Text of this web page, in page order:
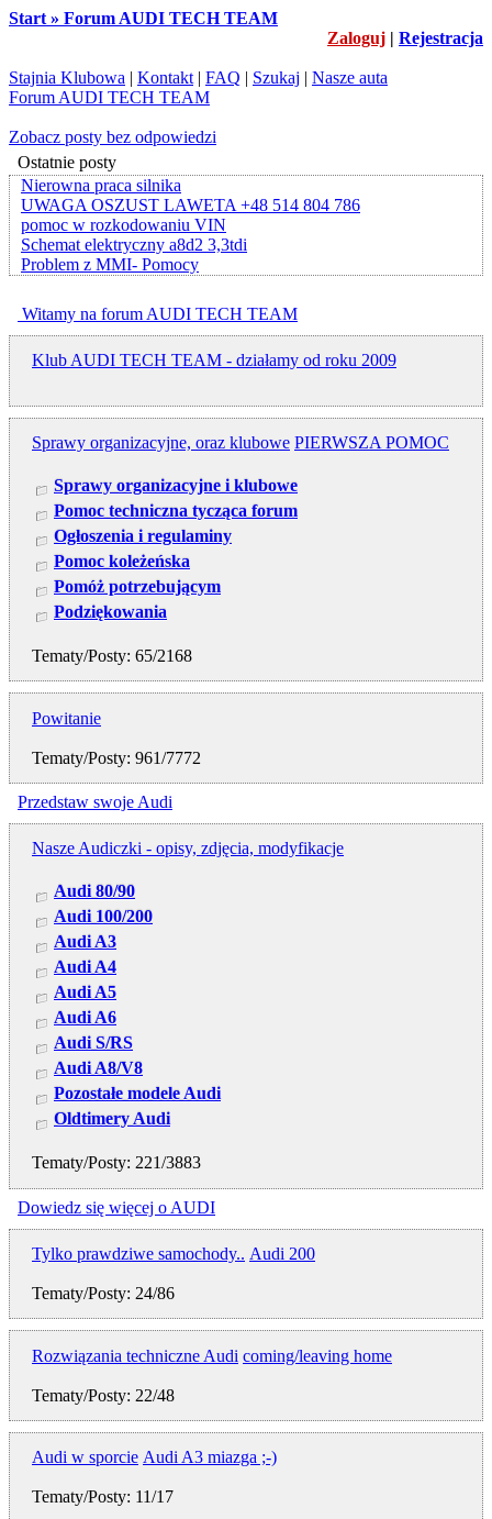
Start » Forum AUDI TECH TEAM
Zaloguj | Rejestracja
Stajnia Klubowa | Kontakt | FAQ | Szukaj | Nasze auta
Forum AUDI TECH TEAM
Zobacz posty bez odpowiedzi
Ostatnie posty
Nierowna praca silnika
UWAGA OSZUST LAWETA +48 514 804 786
pomoc w rozkodowaniu VIN
Schemat elektryczny a8d2 3,3tdi
Problem z MMI- Pomocy
Witamy na forum AUDI TECH TEAM
Klub AUDI TECH TEAM - działamy od roku 2009
Sprawy organizacyjne, oraz klubowe PIERWSZA POMOC
Sprawy organizacyjne i klubowe
Pomoc techniczna tycząca forum
Ogłoszenia i regulaminy
Pomoc koleżeńska
Pomóż potrzebującym
Podziękowania
Tematy/Posty: 65/2168
Powitanie
Tematy/Posty: 961/7772
Przedstaw swoje Audi
Nasze Audiczki - opisy, zdjęcia, modyfikacje
Audi 80/90
Audi 100/200
Audi A3
Audi A4
Audi A5
Audi A6
Audi S/RS
Audi A8/V8
Pozostałe modele Audi
Oldtimery Audi
Tematy/Posty: 221/3883
Dowiedz się więcej o AUDI
Tylko prawdziwe samochody.. Audi 200
Tematy/Posty: 24/86
Rozwiązania techniczne Audi coming/leaving home
Tematy/Posty: 22/48
Audi w sporcie Audi A3 miazga ;-)
Tematy/Posty: 11/17